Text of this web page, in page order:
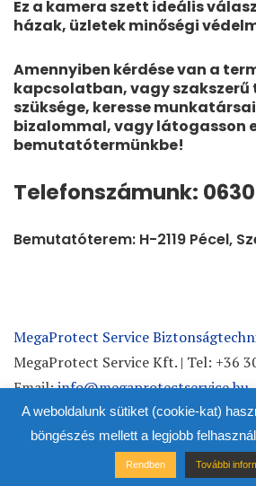
Ez a kamera szett ideális
házak, üzletek minőségi
Amennyiben kérdése van a
kapcsolatban, vagy
szüksége, keresse
bizalommal, vagy látogasson
bemutatótermünkbe!
Telefonszámunk:
Bemutatóterem: H-2119 Pécel,
MegaProtect Service
MegaProtect Service Kft. | Tel: +36
Email:info@megaprotectservice.hu
A weboldalunk sütiket (cookie-kat)
böngészés mellett a legjobb
Rendben További